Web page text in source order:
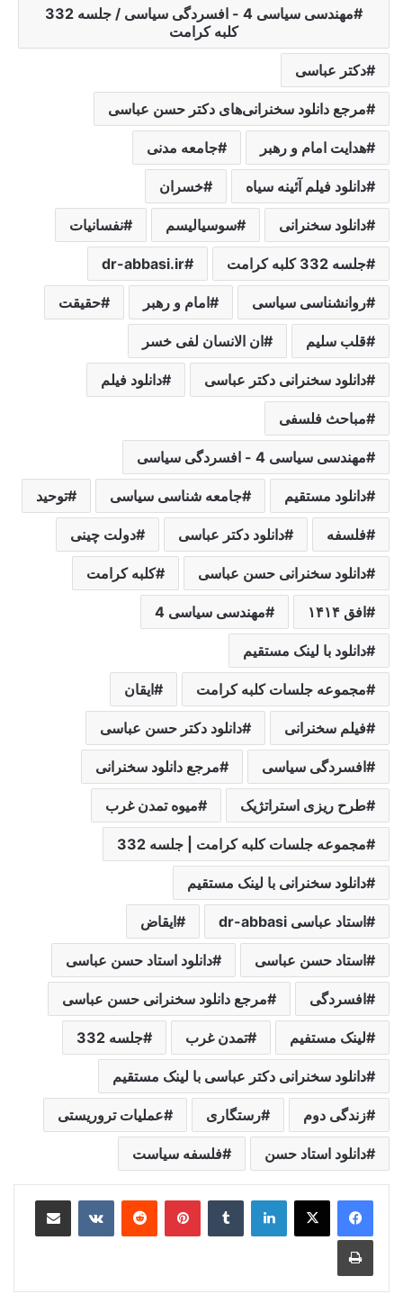
مهندسی سیاسی 4 - افسردگی سیاسی / جلسه 332
کلبه کرامت
دکتر عباسی
مرجع دانلود سخنرانی‌های دکتر حسن عباسی
هدایت امام و رهبر جامعه مدنی
دانلود فیلم آئینه سیاه خسران
دانلود سخنرانی سوسیالیسم نفسانیات
جلسه 332 کلبه کرامت dr-abbasi.ir
روانشناسی سیاسی امام و رهبر حقیقت
قلب سلیم ان الانسان لفی خسر
دانلود سخنرانی دکتر عباسی دانلود فیلم
مباحث فلسفی
مهندسی سیاسی 4 - افسردگی سیاسی
دانلود مستقیم جامعه شناسی سیاسی توحید
فلسفه دانلود دکتر عباسی دولت چینی
دانلود سخنرانی حسن عباسی کلبه کرامت
افق ۱۴۱۴ مهندسی سیاسی 4
دانلود با لینک مستقیم
مجموعه جلسات کلبه کرامت ایقان
فیلم سخنرانی دانلود دکتر حسن عباسی
افسردگی سیاسی مرجع دانلود سخنرانی
طرح ریزی استراتژیک میوه تمدن غرب
مجموعه جلسات کلبه کرامت | جلسه 332
دانلود سخنرانی با لینک مستقیم
استاد عباسی dr-abbasi ایقاض
استاد حسن عباسی دانلود استاد حسن عباسی
افسردگی مرجع دانلود سخنرانی حسن عباسی
لینک مستفیم تمدن غرب جلسه 332
دانلود سخنرانی دکتر عباسی با لینک مستقیم
زندگی دوم رستگاری عملیات تروریستی
دانلود استاد حسن فلسفه سیاست
لینکدین ‫تامبلر ‫پین‌ترست‫رددیت ‫VKontakteاشتراک گذاری از طریق ایمیل
چاپ